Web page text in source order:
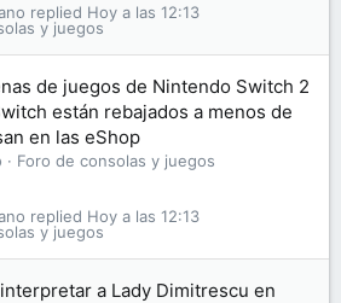
y juegos
Hoy a las 12:13
de juegos de Nintendo Switch 2
están rebajados a menos de
en las eShop
Foro de consolas y juegos
y juegos
Hoy a las 12:13
a Lady Dimitrescu en